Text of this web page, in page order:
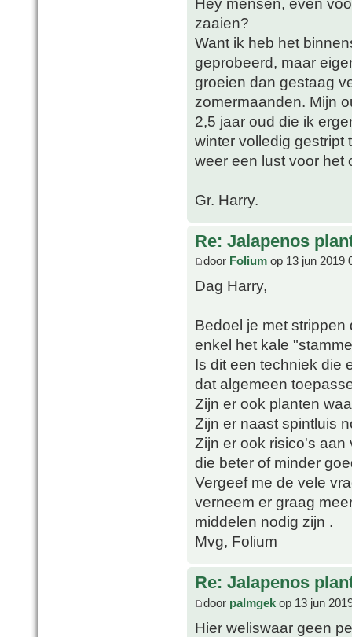
zaaien?
Want ik heb het
geprobeerd, maar
groeien dan gestaag
zomermaanden. Mijn
2,5 jaar oud die ik
winter volledig gestript
weer een lust voor het
Gr. Harry.
Re: Jalapenos
door Folium op 13 jun 2019
Dag Harry,
Bedoel je met
enkel het kale
Is dit een techniek die
dat algemeen
Zijn er ook planten
Zijn er naast spintluis
Zijn er ook risico's aan
die beter of minder
Vergeef me de vele
verneem er graag
middelen nodig zijn .
Mvg, Folium
Re: Jalapenos
door palmgek op 13 jun
Hier weliswaar geen